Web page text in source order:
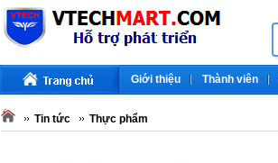
Giới thiệu Thành viên
Tin tức Thực phẩm